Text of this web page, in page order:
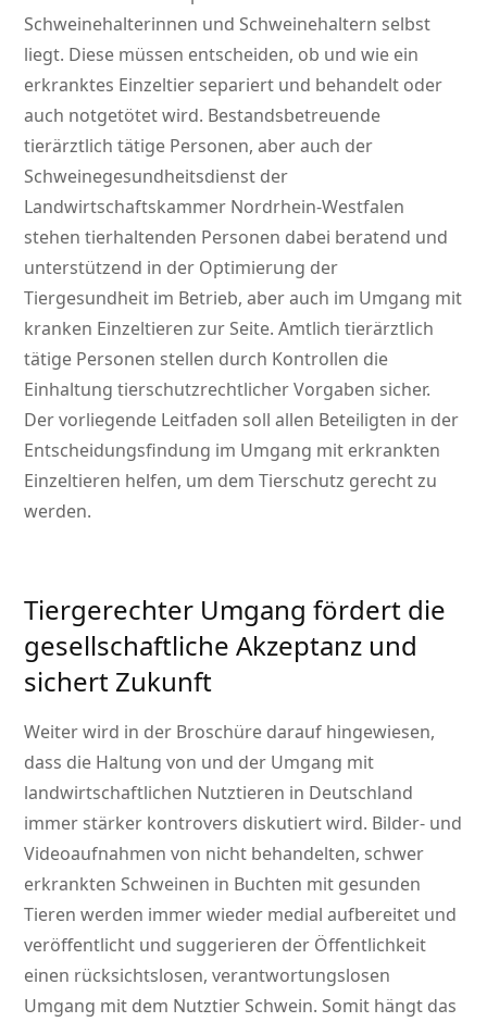
Schweinehalterinnen und Schweinehaltern selbst
liegt. Diese müssen entscheiden, ob und wie ein
erkranktes Einzeltier separiert und behandelt oder
auch notgetötet wird. Bestandsbetreuende
tierärztlich tätige Personen, aber auch der
Schweinegesundheitsdienst der
Landwirtschaftskammer Nordrhein-Westfalen
stehen tierhaltenden Personen dabei beratend und
unterstützend in der Optimierung der
Tiergesundheit im Betrieb, aber auch im Umgang mit
kranken Einzeltieren zur Seite. Amtlich tierärztlich
tätige Personen stellen durch Kontrollen die
Einhaltung tierschutzrechtlicher Vorgaben sicher.
Der vorliegende Leitfaden soll allen Beteiligten in der
Entscheidungsfindung im Umgang mit erkrankten
Einzeltieren helfen, um dem Tierschutz gerecht zu
werden.
Tiergerechter Umgang fördert die
gesellschaftliche Akzeptanz und
sichert Zukunft
Weiter wird in der Broschüre darauf hingewiesen,
dass die Haltung von und der Umgang mit
landwirtschaftlichen Nutztieren in Deutschland
immer stärker kontrovers diskutiert wird. Bilder- und
Videoaufnahmen von nicht behandelten, schwer
erkrankten Schweinen in Buchten mit gesunden
Tieren werden immer wieder medial aufbereitet und
veröffentlicht und suggerieren der Öffentlichkeit
einen rücksichtslosen, verantwortungslosen
Umgang mit dem Nutztier Schwein. Somit hängt das